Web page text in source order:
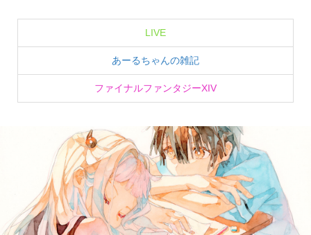
LIVE
あーるちゃんの雑記
ファイナルファンタジーXIV